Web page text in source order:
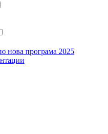
нова програма 2025